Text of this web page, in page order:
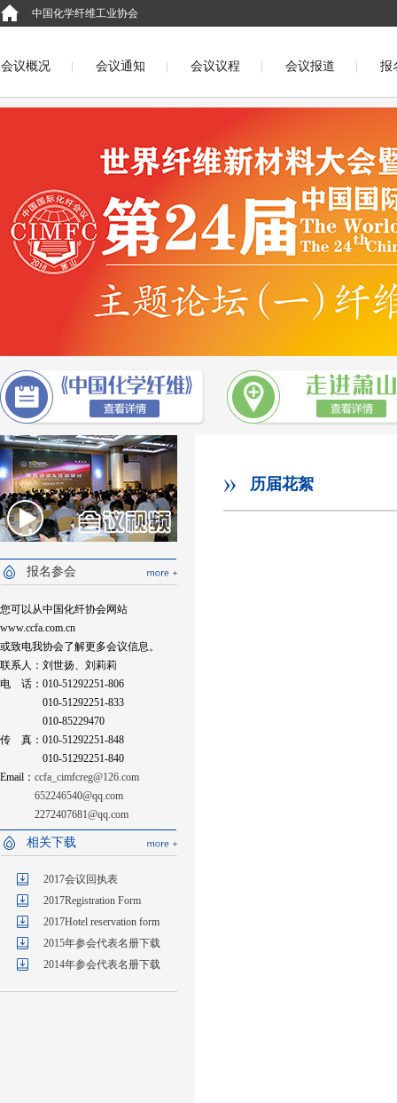
中国化学纤维工业协会
会议概况 会议通知 会议议程 会议报道 报
第二十届中国国际化纤会议（萧山2014） 第十九届中国国际
第十七届中国国际化纤会议(吴江2011) 第十六届中国国际化
报名参会
您可以从中国化纤协会网站
www.ccfa.com.cn
或致电我协会了解更多会议信息。
联系人：刘世扬、刘莉莉
电 话：010-51292251-806
010-51292251-833
010-85229470
传 真：010-51292251-848
010-51292251-840
Email： ccfa_cimfcreg@126.com
652246540@qq.com
2272407681@qq.com
相关下载
2017会议回执表
2017Registration Form
2017Hotel reservation form
2015年参会代表名册下载
2014年参会代表名册下载
历届花絮